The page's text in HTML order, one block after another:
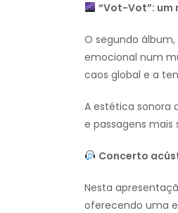
“Vot-Vot”:
O segundo álbum,
emocional num
caos global e a
A estética sonora
e passagens mais
Concerto
Nesta
oferecendo uma